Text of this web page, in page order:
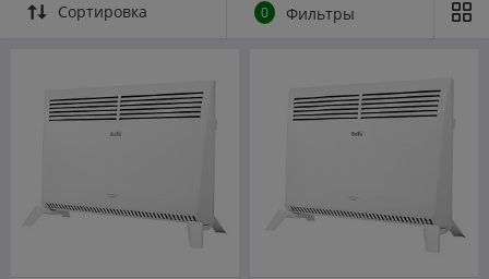
Сортировка 0 Фильтры